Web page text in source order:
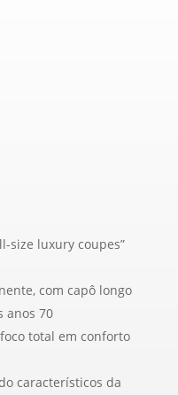
size luxury coupes”
com capô longo
anos 70
total em conforto
característicos da